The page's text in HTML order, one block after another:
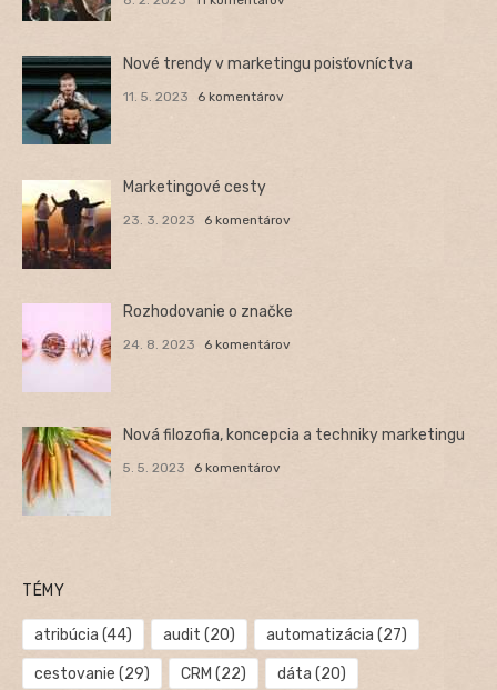
Nové trendy v marketingu poisťovníctva
11. 5. 2023 6 komentárov
Marketingové cesty
23. 3. 2023 6 komentárov
Rozhodovanie o značke
24. 8. 2023 6 komentárov
Nová filozofia, koncepcia a techniky marketingu
5. 5. 2023 6 komentárov
TÉMY
atribúcia (44) audit (20) automatizácia (27)
cestovanie (29) CRM (22) dáta (20)